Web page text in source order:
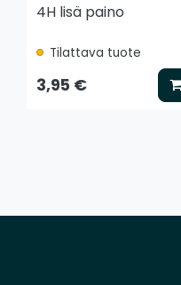
4H lisä paino
Tilattava tuote
3,95 €